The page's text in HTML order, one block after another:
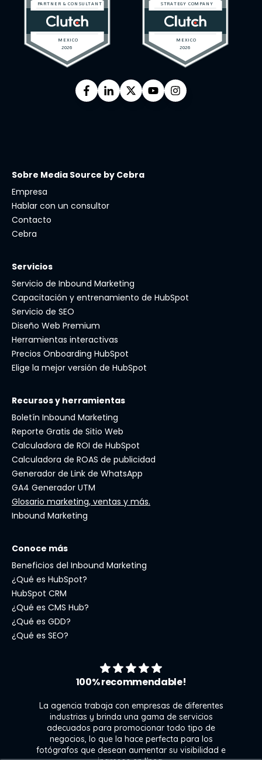
Sobre Media Source by Cebra
Empresa
Hablar con un consultor
Contacto
Cebra
Servicios
Servicio de Inbound Marketing
Capacitación y entrenamiento de HubSpot
Servicio de SEO
Diseño Web Premium
Herramientas interactivas
Precios Onboarding HubSpot
Elige la mejor versión de HubSpot
Recursos y herramientas
Boletín Inbound Marketing
Reporte Gratis de Sitio Web
Calculadora de ROI de HubSpot
Calculadora de ROAS de publicidad
Generador de Link de WhatsApp
GA4 Generador UTM
Glosario marketing, ventas y más.
Inbound Marketing
Conoce más
Beneficios del Inbound Marketing
¿Qué es HubSpot?
HubSpot CRM
¿Qué es CMS Hub?
¿Qué es GDD?
¿Qué es SEO?
100% recommendable!
La agencia trabaja con empresas de diferentes
industrias y brinda una gama de servicios
adecuados para promocionar todo tipo de
negocios, lo que la hace perfecta para los
fotógrafos que desean aumentar su visibilidad e